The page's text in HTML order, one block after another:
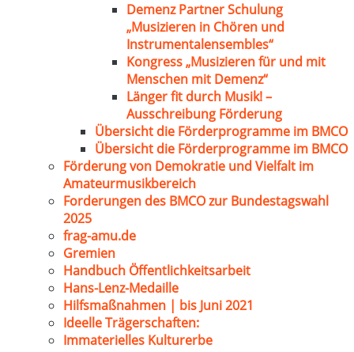
Demenz Partner Schulung
„Musizieren in Chören und
Instrumentalensembles“
Kongress „Musizieren für und mit
Menschen mit Demenz“
Länger fit durch Musik! –
Ausschreibung Förderung
Übersicht die Förderprogramme im BMCO
Übersicht die Förderprogramme im BMCO
Förderung von Demokratie und Vielfalt im
Amateurmusikbereich
Forderungen des BMCO zur Bundestagswahl
2025
frag-amu.de
Gremien
Handbuch Öffentlichkeitsarbeit
Hans-Lenz-Medaille
Hilfsmaßnahmen | bis Juni 2021
Ideelle Trägerschaften:
Immaterielles Kulturerbe